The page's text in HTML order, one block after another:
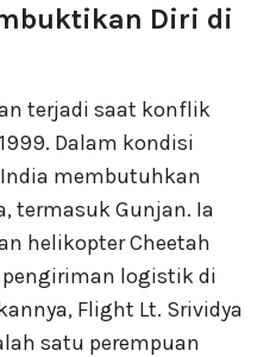
Diri di
terjadi saat konflik
Dalam kondisi
membutuhkan
termasuk Gunjan. Ia
helikopter Cheetah
logistik di
Flight Lt. Srividya
satu perempuan